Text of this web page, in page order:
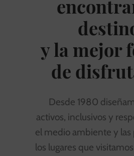
y la mejor
de
Desde 1980
activos, inclusivos y
el medio ambiente y las
los lugares que